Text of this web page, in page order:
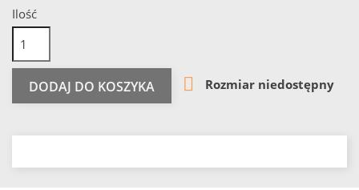
Ilość
DODAJ DO KOSZYKA  Rozmiar niedostępny